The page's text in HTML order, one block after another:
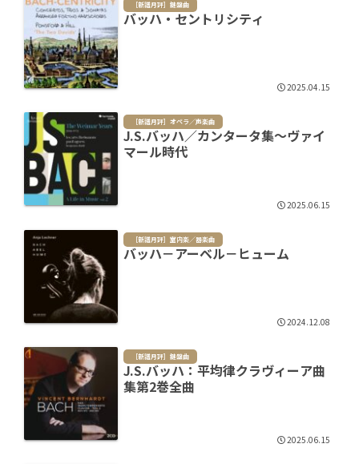
［新譜月評］鍵盤曲
バッハ・セントリシティ
2025.04.15
［新譜月評］オペラ／声楽曲
J.S.バッハ／カンタータ集～ヴァイ
マール時代
2025.06.15
［新譜月評］室内楽／器楽曲
バッハ－アーベル－ヒューム
2024.12.08
［新譜月評］鍵盤曲
J.S.バッハ：平均律クラヴィーア曲
集第2巻全曲
2025.06.15